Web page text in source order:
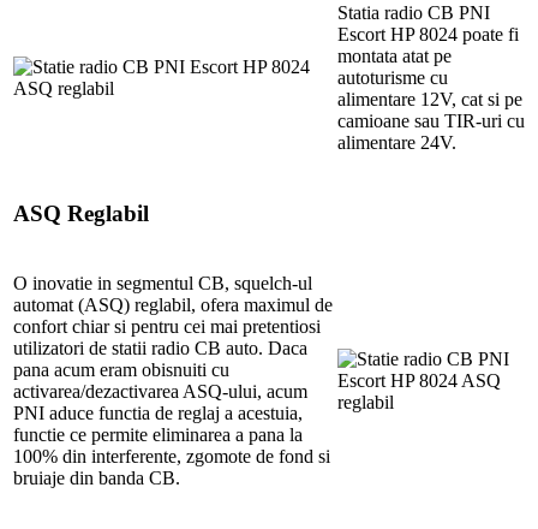
Statia radio CB PNI
Escort HP 8024 poate fi
montata atat pe
autoturisme cu
alimentare 12V, cat si pe
camioane sau TIR-uri cu
alimentare 24V.
ASQ Reglabil
O inovatie in segmentul CB, squelch-ul
automat (ASQ) reglabil, ofera maximul de
confort chiar si pentru cei mai pretentiosi
utilizatori de statii radio CB auto. Daca
pana acum eram obisnuiti cu
activarea/dezactivarea ASQ-ului, acum
PNI aduce functia de reglaj a acestuia,
functie ce permite eliminarea a pana la
100% din interferente, zgomote de fond si
bruiaje din banda CB.